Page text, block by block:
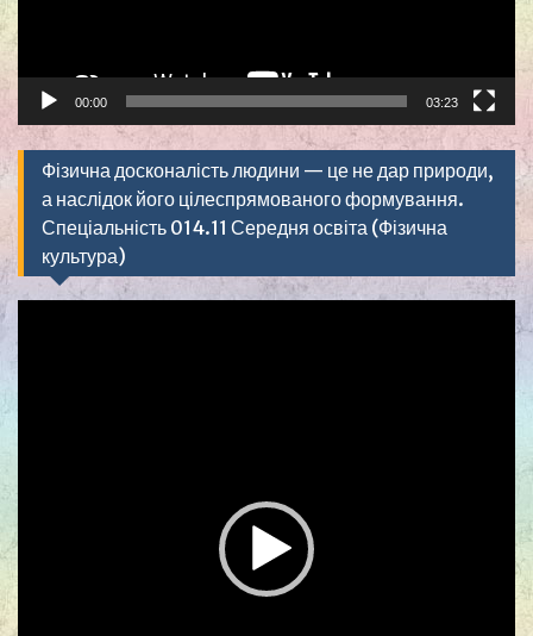
00:00 03:23
Фізична досконалість людини — це не дар природи,
а наслідок його цілеспрямованого формування.
Спеціальність 014.11 Середня освіта (Фізична
культура)